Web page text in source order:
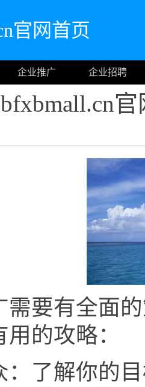
官网首页
企业推广 企业招聘
需要有全面
的攻略：
：了解你的